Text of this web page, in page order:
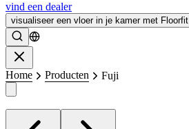
vind een dealer
visualiseer een vloer in je kamer met Floorfit
Zoeken
Home Producten Fuji